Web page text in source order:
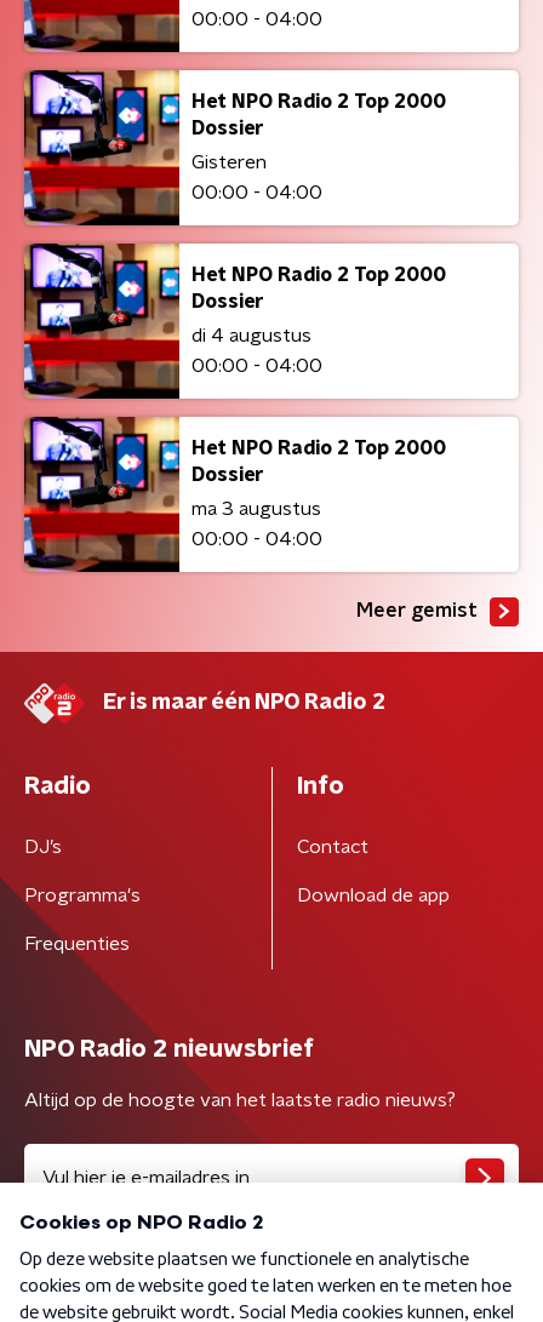
00:00 - 04:00
Het NPO Radio 2 Top 2000
Dossier
Gisteren
00:00 - 04:00
Het NPO Radio 2 Top 2000
Dossier
di 4 augustus
00:00 - 04:00
Het NPO Radio 2 Top 2000
Dossier
ma 3 augustus
00:00 - 04:00
Meer gemist
Er is maar één NPO Radio 2
Radio
DJ’s
Programma's
Frequenties
Info
Contact
Download de app
NPO Radio 2 nieuwsbrief
Altijd op de hoogte van het laatste radio nieuws?